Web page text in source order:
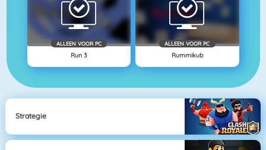
ALLEEN VOOR PC
Run 3
ALLEEN VOOR PC
Rummikub
Strategie